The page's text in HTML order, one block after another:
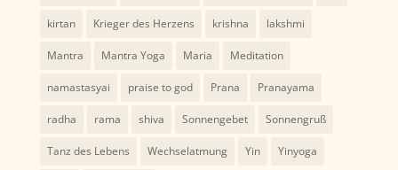
kirtan Krieger des Herzens krishna lakshmi
Mantra Mantra Yoga Maria Meditation
namastasyai praise to god Prana Pranayama
radha rama shiva Sonnengebet Sonnengruß
Tanz des Lebens Wechselatmung Yin Yinyoga